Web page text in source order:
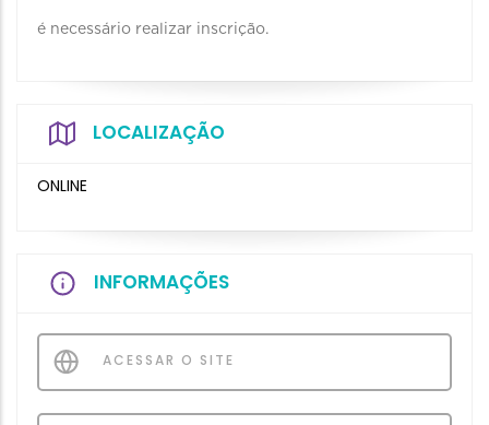
é necessário realizar inscrição.
LOCALIZAÇÃO
ONLINE
INFORMAÇÕES
ACESSAR O SITE